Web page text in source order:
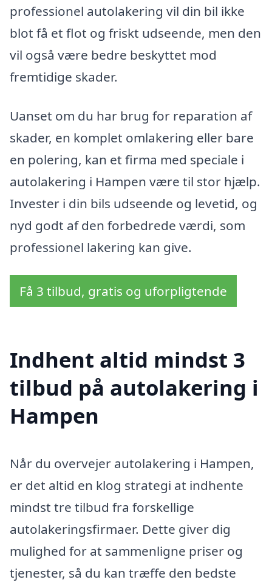
professionel autolakering vil din bil ikke
blot få et flot og friskt udseende, men den
vil også være bedre beskyttet mod
fremtidige skader.
Uanset om du har brug for reparation af
skader, en komplet omlakering eller bare
en polering, kan et firma med speciale i
autolakering i Hampen være til stor hjælp.
Invester i din bils udseende og levetid, og
nyd godt af den forbedrede værdi, som
professionel lakering kan give.
Få 3 tilbud, gratis og uforpligtende
Indhent altid mindst 3
tilbud på autolakering i
Hampen
Når du overvejer autolakering i Hampen,
er det altid en klog strategi at indhente
mindst tre tilbud fra forskellige
autolakeringsfirmaer. Dette giver dig
mulighed for at sammenligne priser og
tjenester, så du kan træffe den bedste